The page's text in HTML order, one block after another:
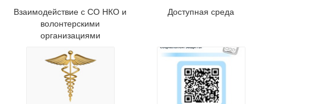
Взаимодействие с СО НКО и
волонтерскими
организациями
Доступная среда